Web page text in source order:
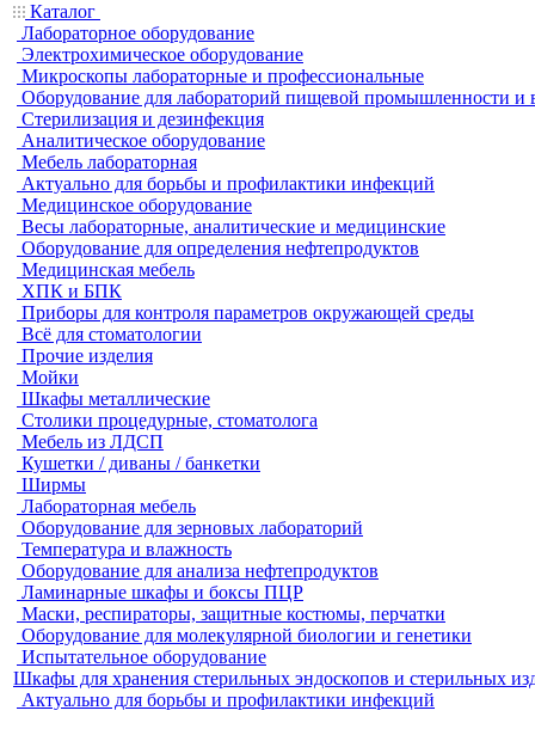
Каталог
Лабораторное оборудование
Электрохимическое оборудование
Микроскопы лабораторные и профессиональные
Оборудование для лабораторий пищевой промышленности и
Стерилизация и дезинфекция
Аналитическое оборудование
Мебель лабораторная
Актуально для борьбы и профилактики инфекций
Медицинское оборудование
Весы лабораторные, аналитические и медицинские
Оборудование для определения нефтепродуктов
Медицинская мебель
ХПК и БПК
Приборы для контроля параметров окружающей среды
Всё для стоматологии
Прочие изделия
Мойки
Шкафы металлические
Столики процедурные, стоматолога
Мебель из ЛДСП
Кушетки / диваны / банкетки
Ширмы
Лабораторная мебель
Оборудование для зерновых лабораторий
Температура и влажность
Оборудование для анализа нефтепродуктов
Ламинарные шкафы и боксы ПЦР
Маски, респираторы, защитные костюмы, перчатки
Оборудование для молекулярной биологии и генетики
Испытательное оборудование
Шкафы для хранения стерильных эндоскопов и стерильных
Актуально для борьбы и профилактики инфекций